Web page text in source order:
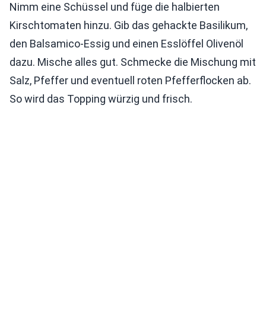
Nimm eine Schüssel und füge die halbierten
Kirschtomaten hinzu. Gib das gehackte Basilikum,
den Balsamico-Essig und einen Esslöffel Olivenöl
dazu. Mische alles gut. Schmecke die Mischung mit
Salz, Pfeffer und eventuell roten Pfefferflocken ab.
So wird das Topping würzig und frisch.